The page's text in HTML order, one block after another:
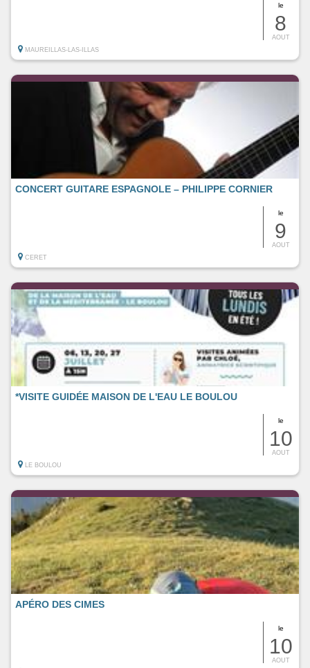
le
8
AOUT
MAUREILLAS-LAS-ILLAS
le
9
AOUT
CONCERT GUITARE ESPAGNOLE – PHILIPPE CORNIER
CERET
le
10
AOUT
*VISITE GUIDÉE MAISON DE L'EAU LE BOULOU
LE BOULOU
le
10
AOUT
APÉRO DES CIMES